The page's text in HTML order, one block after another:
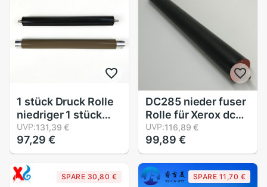
1 stück Druck Rolle
niedriger 1 stück
Obere Walze
Kompatibel für
Bruder HL5240
HL5230 HL5340
HL5250 MFC8460
UVP:131,39 €
97,29 €
DC285 nieder fuser
Rolle für Xerox dc
235 285 405 Druck
Rolle Für Xerox
dc235 dc285 dc405
nieder fuser Rolle
UVP:116,89 €
99,89 €
SPARE 30,80 € SPARE 11,70 €